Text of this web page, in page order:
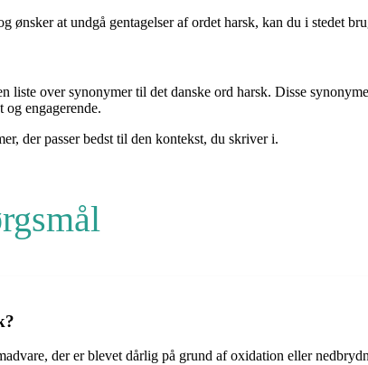
ønsker at undgå gentagelser af ordet harsk, kan du i stedet
liste over synonymer til det danske ord harsk. Disse
og engagerende.
der passer bedst til den kontekst, du skriver i.
der er blevet dårlig på grund af oxidation eller